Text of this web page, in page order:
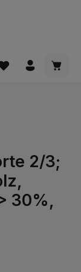
2/3;
30%,